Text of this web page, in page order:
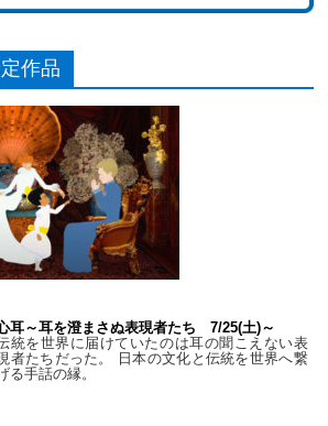
作品
耳～耳を澄まさぬ表現者たち 7/25(土)～
統を世界に届けていたのは耳の聞こえない表
者たちだった。 日本の文化と伝統を世界へ繋
る手話の縁。